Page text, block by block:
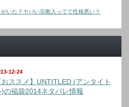
いた？ヤバい宗教入ってて性格悪い？
12-24
おススメ】UNTITLED (アンタイト
)の福袋2014ネタバレ情報